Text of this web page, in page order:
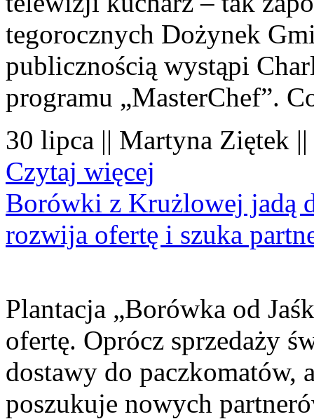
tegorocznych Dożynek
publicznością wystąpi
programu „MasterChef”.
30 lipca || Martyna Ziętek
Czytaj więcej
Borówki z Krużlowej jadą
rozwija ofertę i szuka
Plantacja „Borówka od
ofertę. Oprócz sprzedaży
dostawy do paczkomatów,
poszukuje nowych